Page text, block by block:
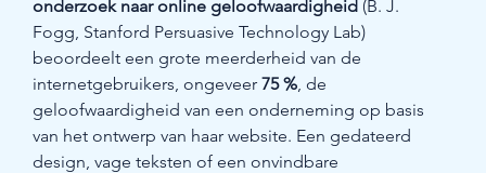
onderzoek naar online geloofwaardigheid (B. J.
Fogg, Stanford Persuasive Technology Lab)
beoordeelt een grote meerderheid van de
internetgebruikers, ongeveer 75 %, de
geloofwaardigheid van een onderneming op basis
van het ontwerp van haar website. Een gedateerd
design, vage teksten of een onvindbare